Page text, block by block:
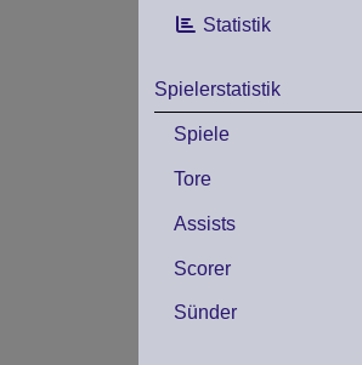
Statistik
Spielerstatistik
Spiele
Tore
Assists
Scorer
Sünder